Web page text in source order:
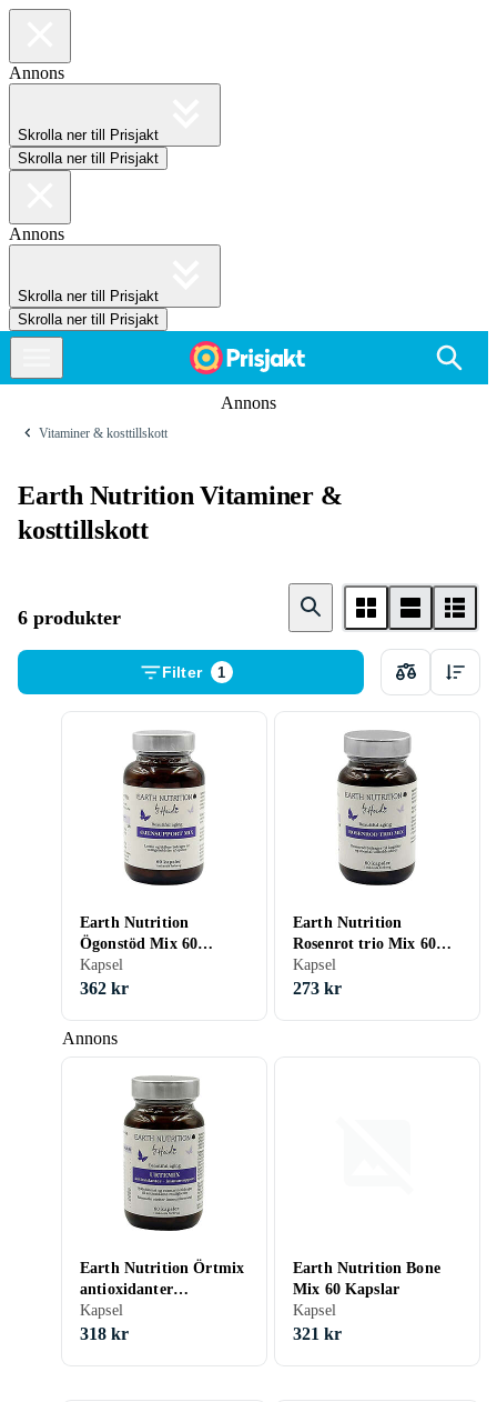
Annons
Skrolla ner till Prisjakt
Skrolla ner till Prisjakt
Annons
Skrolla ner till Prisjakt
Skrolla ner till Prisjakt
Annons
Vitaminer & kosttillskott
Earth Nutrition Vitaminer &
kosttillskott
6 produkter
Filter 1
Annons
Earth Nutrition
Ögonstöd Mix 60
Capsules
Kapsel
362 kr
Earth Nutrition
Rosenrot trio Mix 60
Capsules
Kapsel
273 kr
Earth Nutrition Örtmix
antioxidanter
immunsupport 60
kapslar
Kapsel
318 kr
Earth Nutrition Bone
Mix 60 Kapslar
Kapsel
321 kr